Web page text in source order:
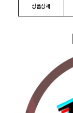
상품상세